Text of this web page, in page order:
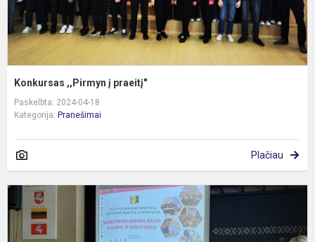
Konkursas ,,Pirmyn į praeitį"
Paskelbta: 2024-04-18
Kategorija: Pranešimai
Plačiau